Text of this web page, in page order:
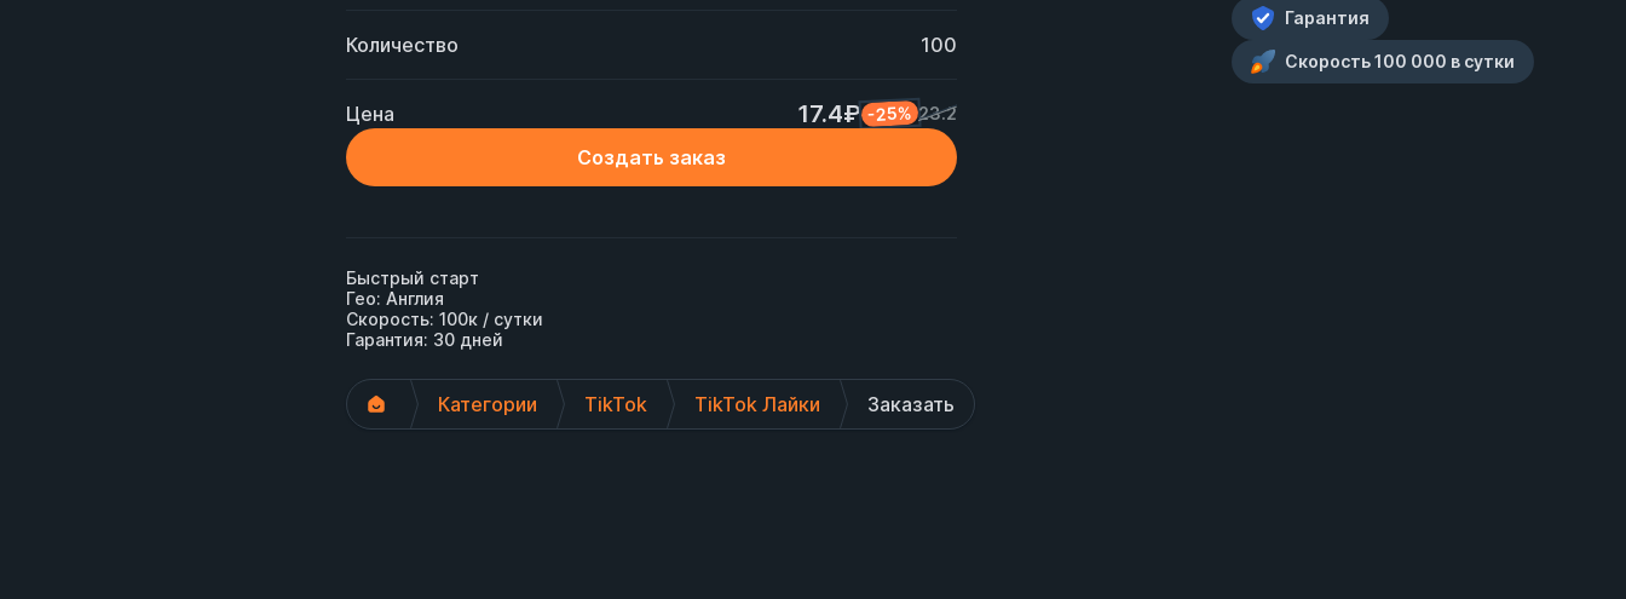
Количество 100
Цена 17.4₽ -25% 23.2
Создать заказ
Быстрый старт
Гео: Англия
Скорость: 100к / сутки
Гарантия: 30 дней
Гарантия
Скорость 100 000 в сутки
Категории TikTok TikTok Лайки Заказать